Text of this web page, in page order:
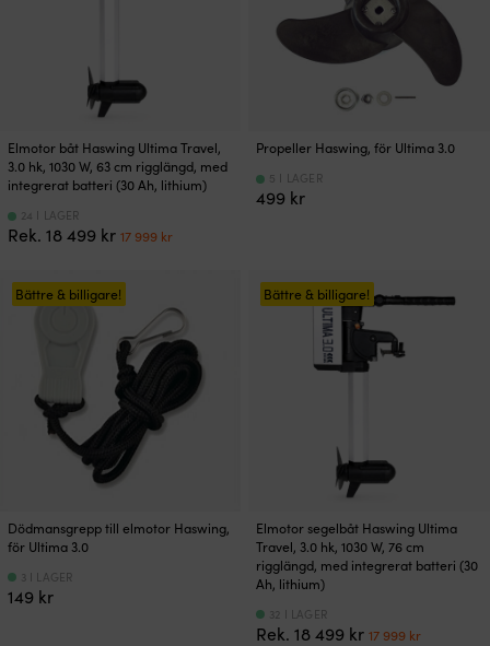
Elmotor båt Haswing Ultima Travel,
3.0 hk, 1030 W, 63 cm rigglängd, med
integrerat batteri (30 Ah, lithium)
Rek. 18 499 krDet
var:
499 kr.
17 999 krDet
17
999 kr.
24 I LAGER
Propeller Haswing, för Ultima 3.0
499 kr
5 I LAGER
Bättre & billigare!
Dödmansgrepp till elmotor Haswing,
för Ultima 3.0
149 kr
3 I LAGER
Bättre & billigare!
Elmotor segelbåt Haswing Ultima
Travel, 3.0 hk, 1030 W, 76 cm
rigglängd, med integrerat batteri (30
Ah, lithium)
Rek.18 499 krDet
17 999 krDet
32 I LAGER